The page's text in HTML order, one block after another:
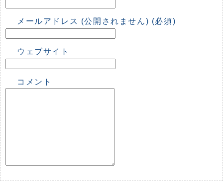
メールアドレス (公開されません) (必須)
ウェブサイト
コメント